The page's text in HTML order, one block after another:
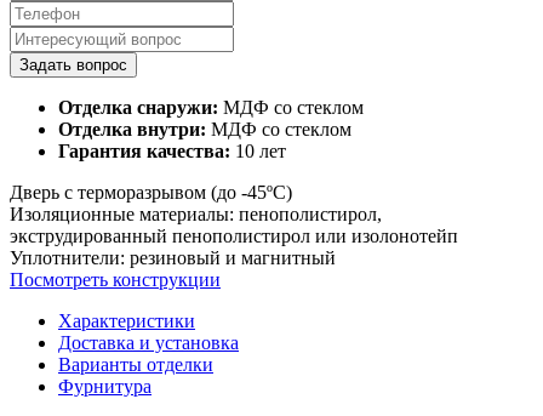
Задать вопрос
Отделка снаружи: МДФ со стеклом
Отделка внутри: МДФ со стеклом
Гарантия качества: 10 лет
Дверь с терморазрывом (до -45ºC)
Изоляционные материалы: пенополистирол,
экструдированный пенополистирол или изолонотейп
Уплотнители: резиновый и магнитный
Посмотреть конструкции
Характеристики
Доставка и установка
Варианты отделки
Фурнитура